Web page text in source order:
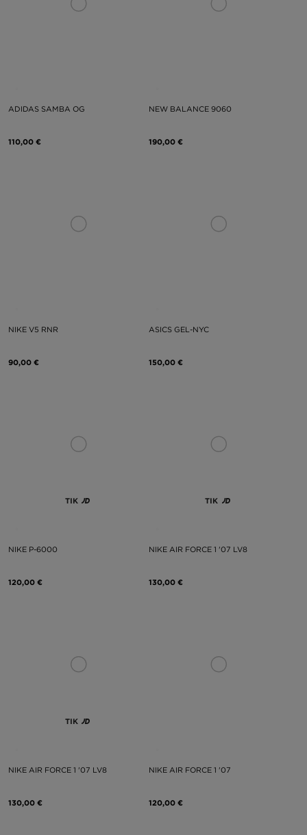
ADIDAS SAMBA OG
110,00 €
NEW BALANCE 9060
190,00 €
NIKE V5 RNR
90,00 €
ASICS GEL-NYC
150,00 €
TIK
NIKE P-6000
120,00 €
TIK
NIKE AIR FORCE 1 '07 LV8
130,00 €
TIK
NIKE AIR FORCE 1 '07 LV8
130,00 €
NIKE AIR FORCE 1 '07
120,00 €